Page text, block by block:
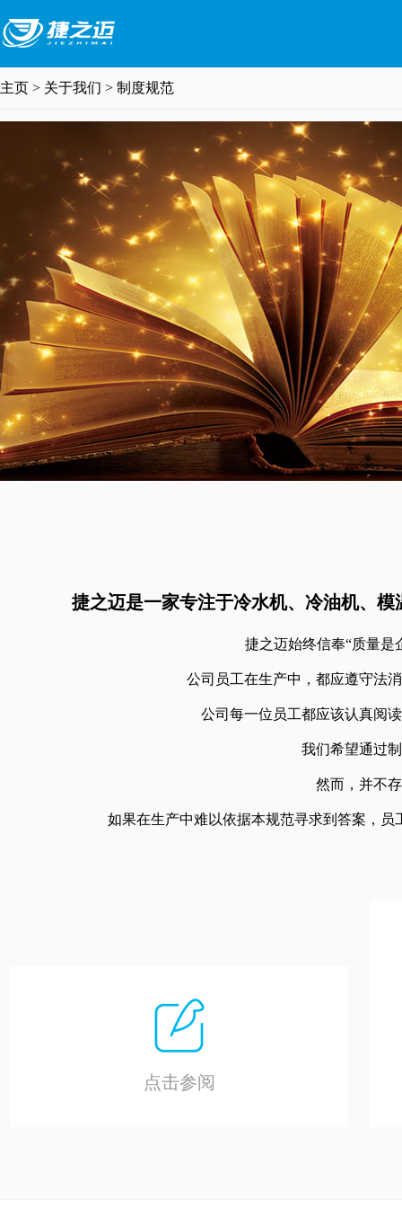
主页 > 关于我们 > 制度规范
捷之迈是一家专注于冷水机、冷油机、
捷之迈始终信奉“质量是
公司员工在生产中，都应遵守法
公司每一位员工都应该认真阅
我们希望通过
然而，并不
如果在生产中难以依据本规范寻求到答案，
点击参阅